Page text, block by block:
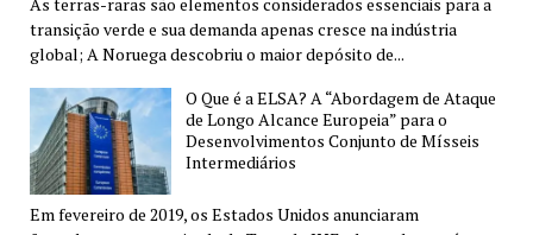
As terras-raras são elementos considerados essenciais para a
transição verde e sua demanda apenas cresce na indústria
global; A Noruega descobriu o maior depósito de...
O Que é a ELSA? A “Abordagem de Ataque
de Longo Alcance Europeia” para o
Desenvolvimentos Conjunto de Mísseis
Intermediários
Em fevereiro de 2019, os Estados Unidos anunciaram